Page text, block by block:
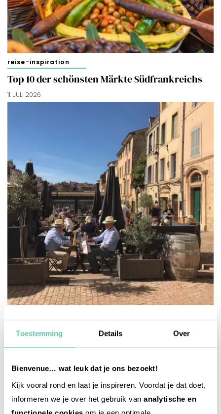
Toestemming Details Over
Bienvenue… wat leuk dat je ons bezoekt!
Kijk vooral rond en laat je inspireren. Voordat je dat doet,
informeren we je over het gebruik van analytische en
reise-inspiration
Top 10 der schönsten Märkte Südfrankreichs
11. JULI 2026
reise-inspiration
Welche Städte in Frankreich sind am
sonnigsten?